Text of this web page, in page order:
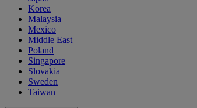
Korea
Malaysia
Mexico
Middle East
Poland
Singapore
Slovakia
Sweden
Taiwan